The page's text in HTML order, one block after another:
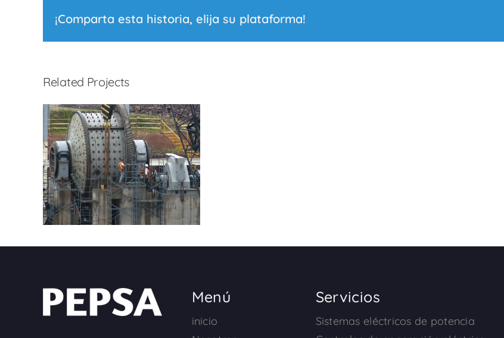
¡Comparta esta historia, elija su plataforma!
Related Projects
Menú
inicio
Servicios
Sistemas eléctricos de potencia